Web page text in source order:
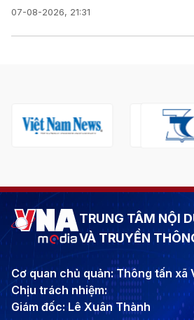
07-08-2026, 21:31
TRUNG TÂM NỘI
VÀ TRUYỀN
Cơ quan chủ quản: Thông tấn xã
Chịu trách nhiệm:
Giám đốc: Lê Xuân Thành